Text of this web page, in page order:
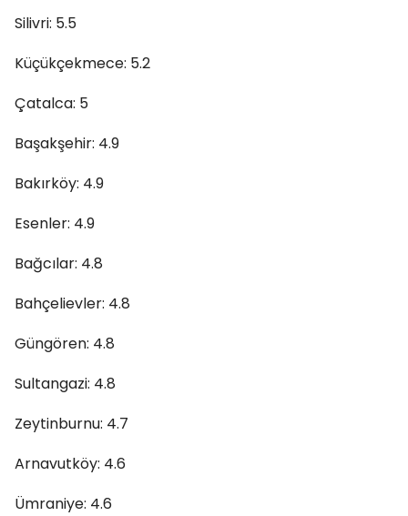
Silivri: 5.5
Küçükçekmece: 5.2
Çatalca: 5
Başakşehir: 4.9
Bakırköy: 4.9
Esenler: 4.9
Bağcılar: 4.8
Bahçelievler: 4.8
Güngören: 4.8
Sultangazi: 4.8
Zeytinburnu: 4.7
Arnavutköy: 4.6
Ümraniye: 4.6